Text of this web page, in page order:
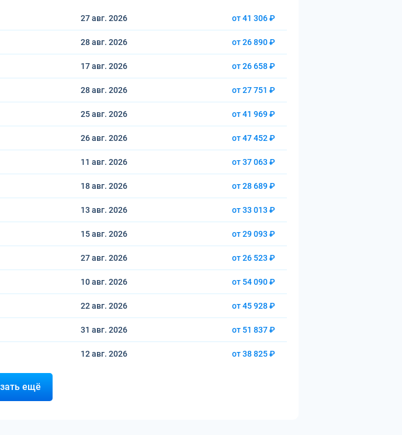
27 авг. 2026 от 41 306 ₽
28 авг. 2026 от 26 890 ₽
17 авг. 2026 от 26 658 ₽
28 авг. 2026 от 27 751 ₽
25 авг. 2026 от 41 969 ₽
26 авг. 2026 от 47 452 ₽
11 авг. 2026 от 37 063 ₽
18 авг. 2026 от 28 689 ₽
13 авг. 2026 от 33 013 ₽
15 авг. 2026 от 29 093 ₽
27 авг. 2026 от 26 523 ₽
10 авг. 2026 от 54 090 ₽
22 авг. 2026 от 45 928 ₽
31 авг. 2026 от 51 837 ₽
12 авг. 2026 от 38 825 ₽
ещё